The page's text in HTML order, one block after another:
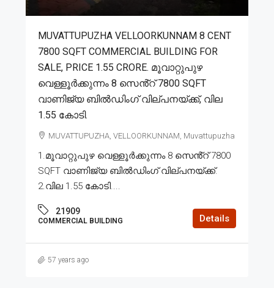
MUVATTUPUZHA VELLOORKUNNAM 8 CENT
7800 SQFT COMMERCIAL BUILDING FOR
SALE, PRICE 1.55 CRORE. മൂവാറ്റുപുഴ
വെള്ളൂർക്കുന്നം 8 സെൻ്റ് 7800 SQFT
വാണിജ്യ ബിൽഡിംഗ് വില്പനയ്ക്ക്, വില
1.55 കോടി.
MUVATTUPUZHA, VELLOORKUNNAM, Muvattupuzha
1.മൂവാറ്റുപുഴ വെള്ളൂർക്കുന്നം 8 സെൻ്റ് 7800
SQFT വാണിജ്യ ബിൽഡിംഗ് വില്പനയ്ക്ക്.
2.വില 1.55 കോടി....
21909
COMMERCIAL BUILDING Details
57 years ago